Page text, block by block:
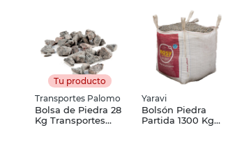
Tu producto
Transportes Palomo
Bolsa de Piedra 28
Kg Transportes
Yaravi
Bolsón Piedra
Partida 1300 Kg